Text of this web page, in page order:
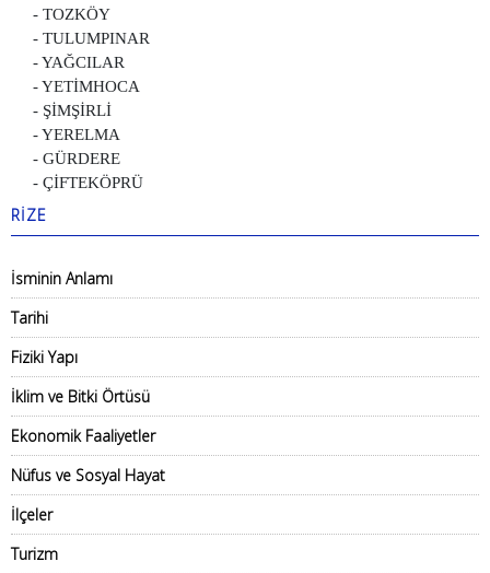
- TOZKÖY
- TULUMPINAR
- YAĞCILAR
- YETİMHOCA
- ŞİMŞİRLİ
- YERELMA
- GÜRDERE
- ÇİFTEKÖPRÜ
RİZE
İsminin Anlamı
Tarihi
Fiziki Yapı
İklim ve Bitki Örtüsü
Ekonomik Faaliyetler
Nüfus ve Sosyal Hayat
İlçeler
Turizm